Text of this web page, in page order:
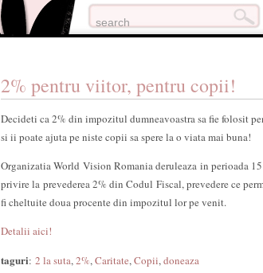
2% pentru viitor, pentru copii!
Decideti ca 2% din impozitul dumneavoastra sa fie folosit
si ii poate ajuta pe niste copii sa spere la o viata mai buna!
Organizatia World Vision Romania deruleaza in perioada
privire la prevederea 2% din Codul Fiscal, prevedere ce
fi cheltuite doua procente din impozitul lor pe venit.
Detalii aici!
taguri: 2 la suta,2%,Caritate,Copii,doneaza